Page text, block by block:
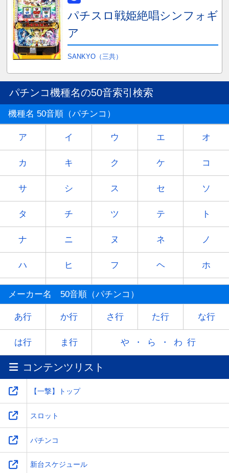
パチスロ戦姫絶唱シンフォギ
ア
SANKYO（三共）
パチンコ機種名の50音索引検索
機種名 50音順（パチンコ）
ア イ ウ エ オ
カ キ ク ケ コ
サ シ ス セ ソ
タ チ ツ テ ト
ナ ニ ヌ ネ ノ
ハ ヒ フ ヘ ホ
マ ミ ム
ヤ - ユ - ヨ
ラ リ レ
ワ -
メーカー名 50音順（パチンコ）
あ行 か行 さ行 た行 な行
は行 ま行 や・ら・わ行
コンテンツリスト
【一撃】トップ
スロット
パチンコ
新台スケジュール